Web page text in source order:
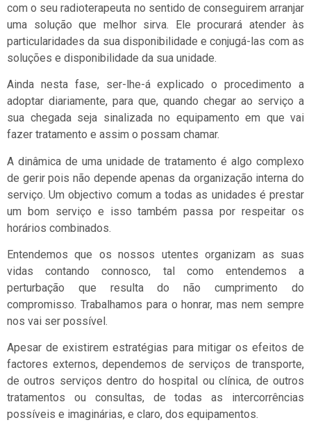
com o seu radioterapeuta no sentido de conseguirem arranjar
uma solução que melhor sirva. Ele procurará atender às
particularidades da sua disponibilidade e conjugá-las com as
soluções e disponibilidade da sua unidade.
Ainda nesta fase, ser-lhe-á explicado o procedimento a
adoptar diariamente, para que, quando chegar ao serviço a
sua chegada seja sinalizada no equipamento em que vai
fazer tratamento e assim o possam chamar.
A dinâmica de uma unidade de tratamento é algo complexo
de gerir pois não depende apenas da organização interna do
serviço. Um objectivo comum a todas as unidades é prestar
um bom serviço e isso também passa por respeitar os
horários combinados.
Entendemos que os nossos utentes organizam as suas
vidas contando connosco, tal como entendemos a
perturbação que resulta do não cumprimento do
compromisso. Trabalhamos para o honrar, mas nem sempre
nos vai ser possível.
Apesar de existirem estratégias para mitigar os efeitos de
factores externos, dependemos de serviços de transporte,
de outros serviços dentro do hospital ou clínica, de outros
tratamentos ou consultas, de todas as intercorrências
possíveis e imaginárias, e claro, dos equipamentos.